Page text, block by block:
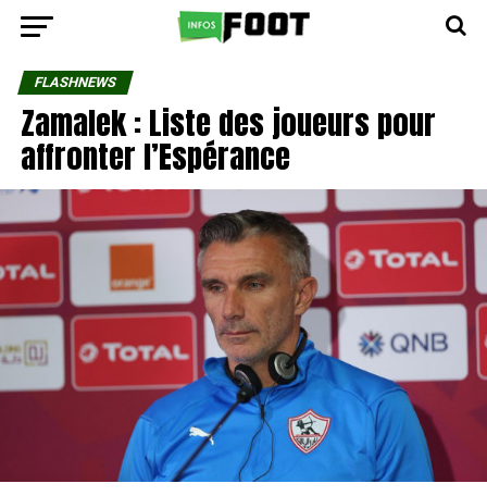
FLASHNEWS
Zamalek : Liste des joueurs pour
affronter l’Espérance